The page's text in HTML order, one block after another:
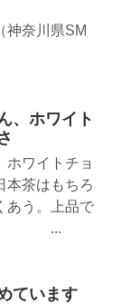
SM
、ホワイト
ホワイトチョ
本茶はもちろ
あう。上品で
。 ...
ています